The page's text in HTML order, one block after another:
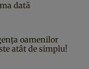
dată
oamenilor
atât de simplu!